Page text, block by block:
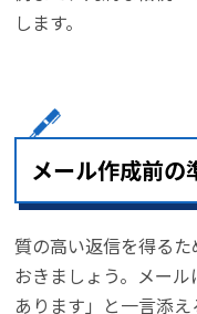
します。
メール作成前の
質の高い返信を得る
おきましょう。メー
あります」と一言添